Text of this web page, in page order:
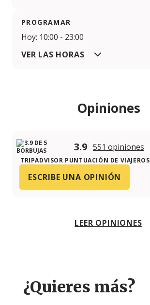
PROGRAMAR
Hoy: 10:00 - 23:00
VER LAS HORAS
Opiniones
3.9 551 opiniones
TRIPADVISOR PUNTUACIÓN DE VIAJEROS
ESCRIBE UNA OPINIÓN
LEER OPINIONES
¿Quieres más?